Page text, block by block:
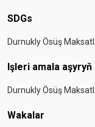
SDGs
Durnukly Ösüş
Işleri amala aşyryň
Durnukly Ösüş
Wakalar